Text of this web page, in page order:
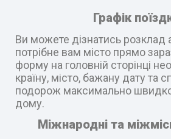
Графік
Ви можете дізнатись розклад
потрібне вам місто прямо
форму на головній сторінці
країну, місто, бажану дату та
подорож максимально
дому.
Міжнародні та